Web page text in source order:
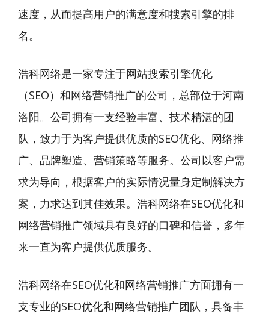
速度，从而提高用户的满意度和搜索引擎的排
名。
浩科网络是一家专注于网站搜索引擎优化
（SEO）和网络营销推广的公司，总部位于河南
洛阳。公司拥有一支经验丰富、技术精湛的团
队，致力于为客户提供优质的SEO优化、网络推
广、品牌塑造、营销策略等服务。公司以客户需
求为导向，根据客户的实际情况量身定制解决方
案，力求达到其佳效果。浩科网络在SEO优化和
网络营销推广领域具有良好的口碑和信誉，多年
来一直为客户提供优质服务。
浩科网络在SEO优化和网络营销推广方面拥有一
支专业的SEO优化和网络营销推广团队，具备丰